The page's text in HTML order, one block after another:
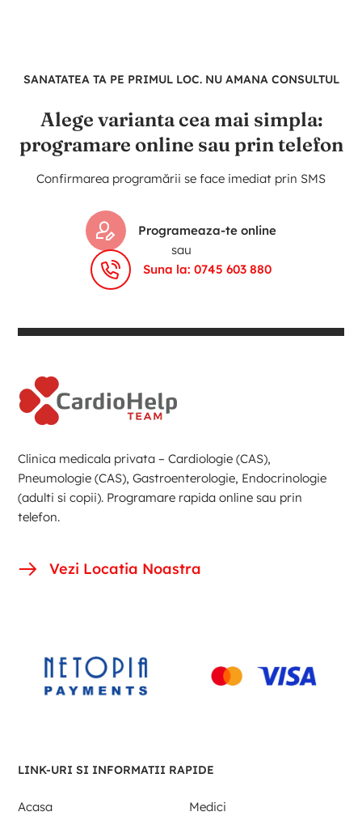
SANATATEA TA PE PRIMUL LOC. NU AMANA CONSULTUL
Alege varianta cea mai simpla:
programare online sau prin telefon
Confirmarea programării se face imediat prin SMS
Programeaza-te online
sau
Suna la: 0745 603 880
Clinica medicala privata – Cardiologie (CAS),
Pneumologie (CAS), Gastroenterologie, Endocrinologie
(adulti si copii). Programare rapida online sau prin
telefon.
Vezi Locatia Noastra
LINK-URI SI INFORMATII RAPIDE
Acasa
Medici